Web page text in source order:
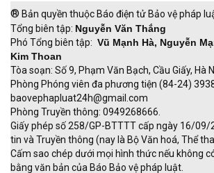
® Bản quyền thuộc Báo điện tử Bảo vệ pháp
Tổng biên tập: Nguyễn Văn Thắng
Phó Tổng biên tập: Vũ Mạnh Hà, Nguyễn
Kim Thoan
Tòa soạn: Số 9, Phạm Văn Bạch, Cầu Giấy, Hà
Phòng Phóng viên đa phương tiện (84-24)
baovephapluat24h@gmail.com
Phòng Truyền thông: 0949268666.
Giấy phép số 258/GP-BTTTT cấp ngày 16/09/
tin và Truyền thông (nay là Bộ Văn hoá, Thể
Cấm sao chép dưới mọi hình thức nếu không
bằng văn bản của Báo Bảo vệ pháp luật.